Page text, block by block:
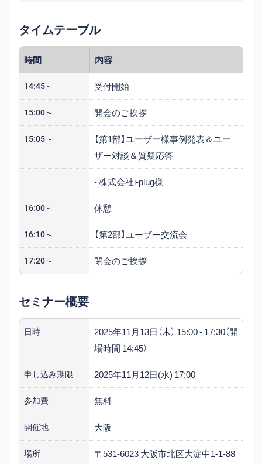
大するグループを支え、2021年9月i-
CHROに就任。
ループマネージャーを経験。2012年7
ャパン株式会社へ転籍し、グローバル
人材の紹介事業に従事。
2017年9月に株式会社i-plugに入社。
営業部門のゼネラルマネージャーを
経て、2023年4月よりHR戦略部へ異
動。リクルーティンググループのマネ
ージャーを1年務めた後、2024年6月
従事。
タイムテーブル
時間 内容
14:45～ 受付開始
15:00～ 開会のご挨拶
15:05～
【第1部】ユーザー様事例発表＆ユー
ザー対談＆質疑応答
‐ 株式会社i-plug様
16:00～ 休憩
16:10～ 【第2部】ユーザー交流会
17:20～ 閉会のご挨拶
セミナー概要
日時
2025年11月13日（木） 15:00 - 17:30（開
場時間 14:45）
申し込み期限 2025年11月12日(水) 17:00
参加費 無料
開催地 大阪
場所
〒531-6023 大阪市北区大淀中1-1-88